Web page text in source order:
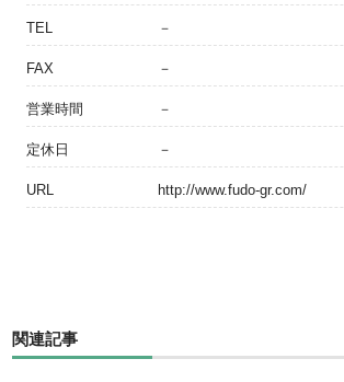
TEL －
FAX －
営業時間 －
定休日 －
URL http://www.fudo-gr.com/
関連記事